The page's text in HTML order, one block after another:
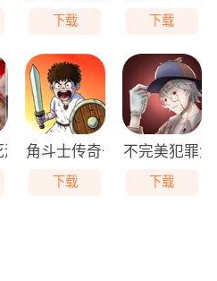
下载 下载
游戏最新版
角斗士传奇去广告版
下载
不完美犯罪
下载